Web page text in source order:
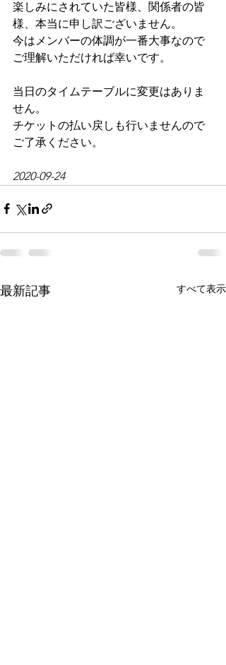
楽しみにされていた皆様、関係者の皆
様、本当に申し訳ございません。
今はメンバーの体調が一番大事なので
ご理解いただければ幸いです。
当日のタイムテーブルに変更はありま
せん。
チケットの払い戻しも行いませんので
ご了承ください。
2020-09-24
最新記事 すべて表示